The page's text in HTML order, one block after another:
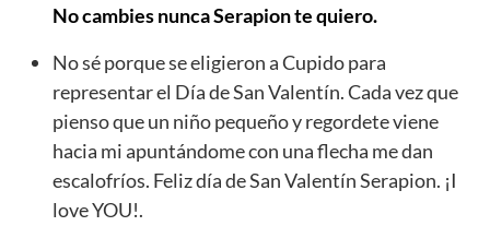
No cambies nunca Serapion te quiero.
No sé porque se eligieron a Cupido para
representar el Día de San Valentín. Cada vez que
pienso que un niño pequeño y regordete viene
hacia mi apuntándome con una flecha me dan
escalofríos. Feliz día de San Valentín Serapion. ¡I
love YOU!.